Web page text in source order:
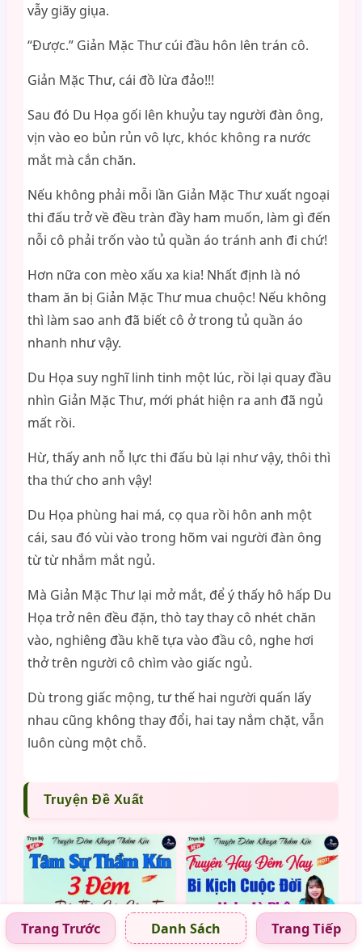
vẫy giãy giụa.
“Được.” Giản Mặc Thư cúi đầu hôn lên trán cô.
Giản Mặc Thư, cái đồ lừa đảo!!!
Sau đó Du Họa gối lên khuỷu tay người đàn ông,
vịn vào eo bủn rủn vô lực, khóc không ra nước
mắt mà cắn chăn.
Nếu không phải mỗi lần Giản Mặc Thư xuất ngoại
thi đấu trở về đều tràn đầy ham muốn, làm gì đến
nỗi cô phải trốn vào tủ quần áo tránh anh đi chứ!
Hơn nữa con mèo xấu xa kia! Nhất định là nó
tham ăn bị Giản Mặc Thư mua chuộc! Nếu không
thì làm sao anh đã biết cô ở trong tủ quần áo
nhanh như vậy.
Du Họa suy nghĩ linh tinh một lúc, rồi lại quay đầu
nhìn Giản Mặc Thư, mới phát hiện ra anh đã ngủ
mất rồi.
Hừ, thấy anh nỗ lực thi đấu bù lại như vậy, thôi thì
tha thứ cho anh vậy!
Du Họa phùng hai má, cọ qua rồi hôn anh một
cái, sau đó vùi vào trong hõm vai người đàn ông
từ từ nhắm mắt ngủ.
Mà Giản Mặc Thư lại mở mắt, để ý thấy hô hấp Du
Họa trở nên đều đặn, thò tay thay cô nhét chăn
vào, nghiêng đầu khẽ tựa vào đầu cô, nghe hơi
thở trên người cô chìm vào giấc ngủ.
Dù trong giấc mộng, tư thế hai người quấn lấy
nhau cũng không thay đổi, hai tay nắm chặt, vẫn
luôn cùng một chỗ.
Truyện Đề Xuất
3 Đêm Bán Thân 20 Tỷ Bi Kịch Cuộc Đời
Trang Trước Danh Sách Trang Tiếp